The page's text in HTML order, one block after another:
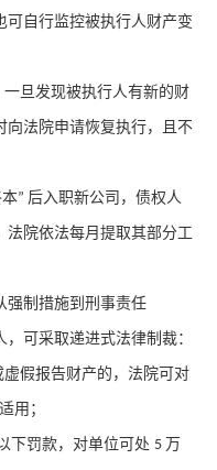
可自行监控被执行人财产变
旦发现被执行人有新的财
向法院申请恢复执行，且不
” 后入职新公司，债权人
法院依法每月提取其部分工
强制措施到刑事责任
可采取递进式法律制裁：
假报告财产的，法院可对
用；
下罚款，对单位可处 5 万